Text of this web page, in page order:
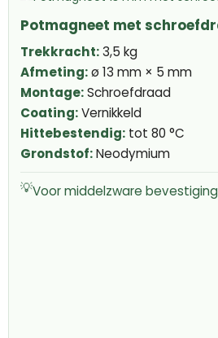
Potmagneet met
Trekkracht:3,5 kg
Afmeting:ø 13 mm × 5 mm
Montage:Schroefdraad
Coating:Vernikkeld
Hittebestendig: tot 80 °C
Grondstof:Neodymium
💡Voor middelzware